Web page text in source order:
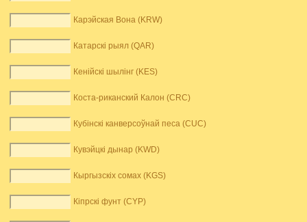
Карэйская Вона (KRW)
Катарскі рыял (QAR)
Кенійскі шылінг (KES)
Коста-риканский Калон (CRC)
Кубінскі канверсоўнай песа (CUC)
Кувэйцкі дынар (KWD)
Кыргызскіх сомах (KGS)
Кіпрскі фунт (CYP)